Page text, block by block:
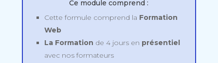
Ce module comprend :
Cette formule comprend la Formation
Web
La Formation de 4 jours en présentiel
avec nos formateurs